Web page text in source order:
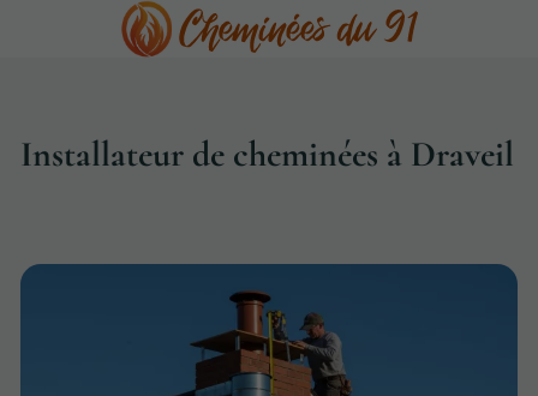
Installateur de cheminées à Draveil